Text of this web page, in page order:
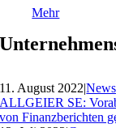
Mehr
11. August 2022|News
ALLGEIER SE:
von Finanzberichten